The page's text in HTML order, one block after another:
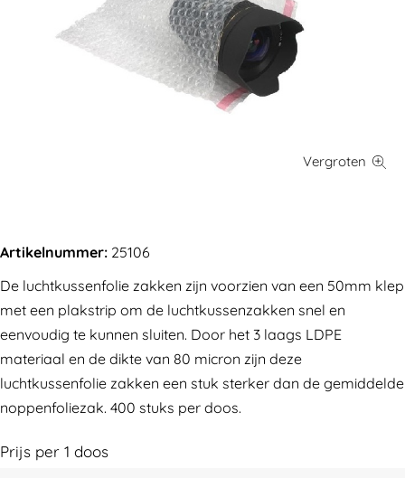
Artikelnummer: 25106
De luchtkussenfolie zakken zijn voorzien van een 50mm klep
met een plakstrip om de luchtkussenzakken snel en
eenvoudig te kunnen sluiten. Door het 3 laags LDPE
materiaal en de dikte van 80 micron zijn deze
luchtkussenfolie zakken een stuk sterker dan de gemiddelde
noppenfoliezak. 400 stuks per doos.
Prijs per 1 doos